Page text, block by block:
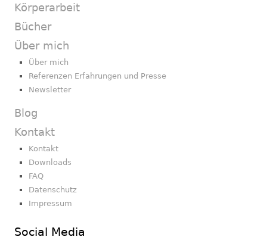
Körperarbeit
Bücher
Über mich
Über mich
Referenzen Erfahrungen und Presse
Newsletter
Blog
Kontakt
Kontakt
Downloads
FAQ
Datenschutz
Impressum
Social Media